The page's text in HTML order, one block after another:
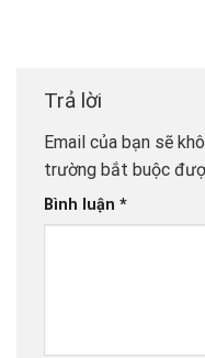
Trả lời
Email của bạn sẽ
trường bắt buộc
Bình luận *